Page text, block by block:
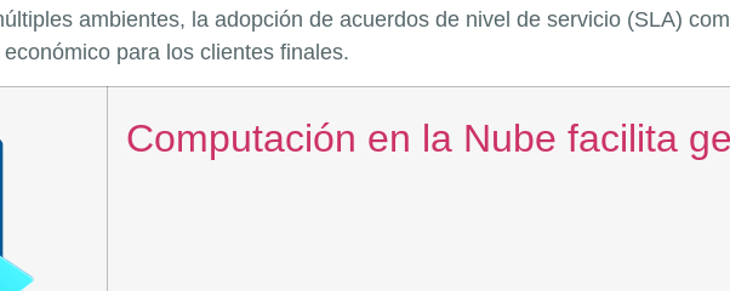
ambientes, la adopción de acuerdos de nivel de servicio (SLA)
para los clientes finales.
Computación en la Nube facilita